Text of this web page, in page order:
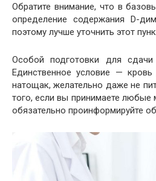
Обратите внимание, что в
определение содержания D-
поэтому лучше уточнить этот
Особой подготовки для сдачи
Единственное условие —
натощак, желательно даже не
того, если вы принимаете любые
обязательно проинформируйте